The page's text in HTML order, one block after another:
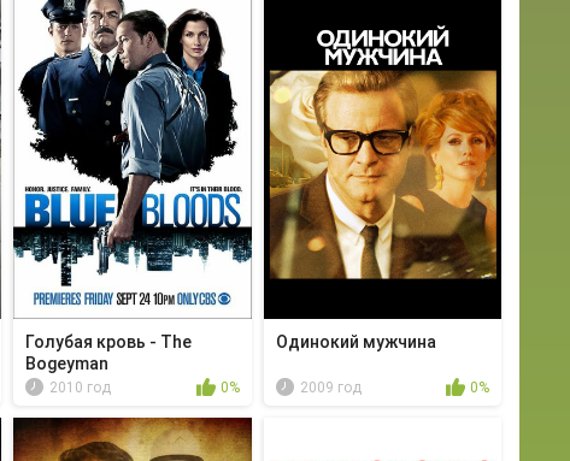
Голубая кровь - The
Bogeyman
2010 год 0%
Одинокий мужчина
2009 год 0%